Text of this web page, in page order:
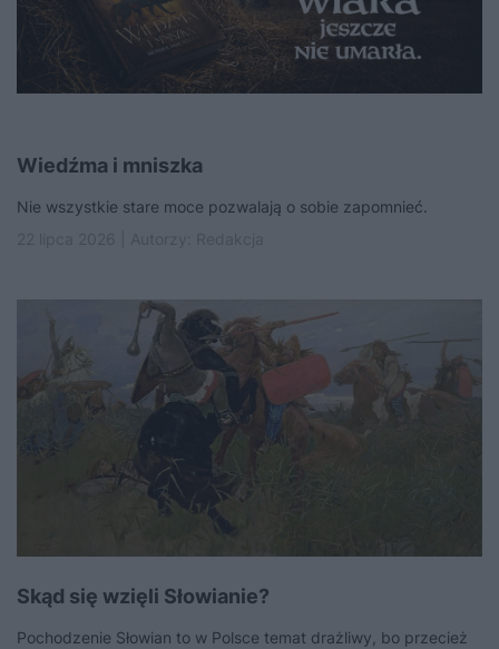
Wiedźma i mniszka
Nie wszystkie stare moce pozwalają o sobie zapomnieć.
Skąd się wzięli Słowianie?
Pochodzenie Słowian to w Polsce temat drażliwy, bo przecież